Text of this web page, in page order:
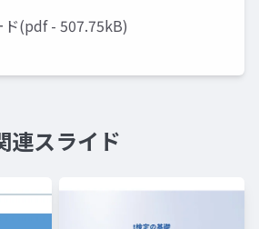
ド(pdf - 507.75kB)
連スライド